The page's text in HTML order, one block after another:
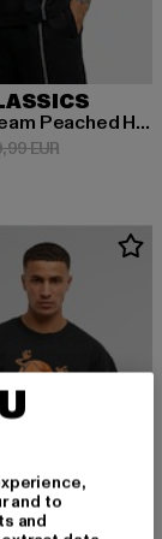
Contrast Seam Peached Heavy
23,09 EUR
EURAktionspreis:
and to
and